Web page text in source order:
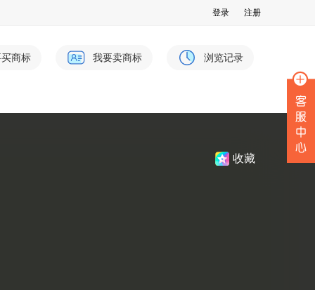
登录 注册
商标 我要卖商标 浏览记录
收藏